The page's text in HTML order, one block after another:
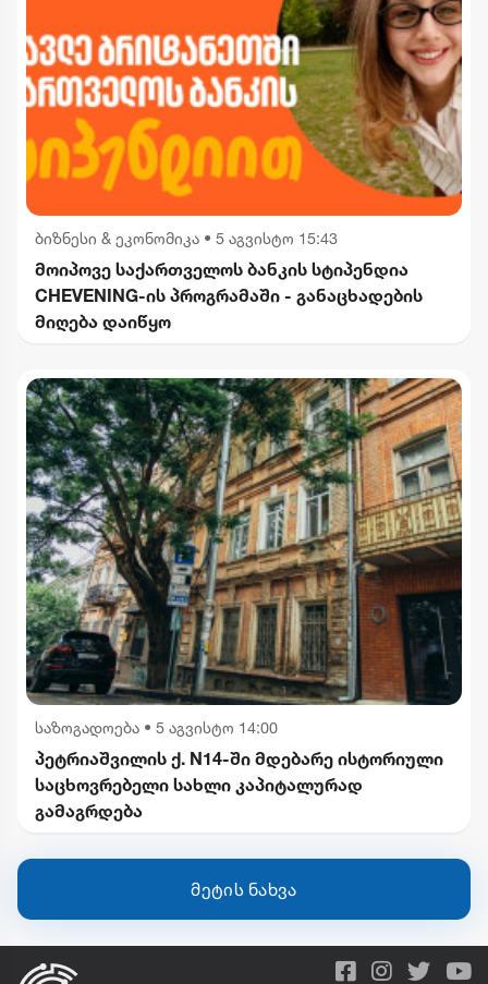
ბიზნესი & ეკონომიკა • 5 აგვისტო 15:43
მოიპოვე საქართველოს ბანკის სტიპენდია
CHEVENING-ის პროგრამაში - განაცხადების
მიღება დაიწყო
საზოგადოება • 5 აგვისტო 14:00
პეტრიაშვილის ქ. N14-ში მდებარე ისტორიული
საცხოვრებელი სახლი კაპიტალურად
გამაგრდება
მეტის ნახვა